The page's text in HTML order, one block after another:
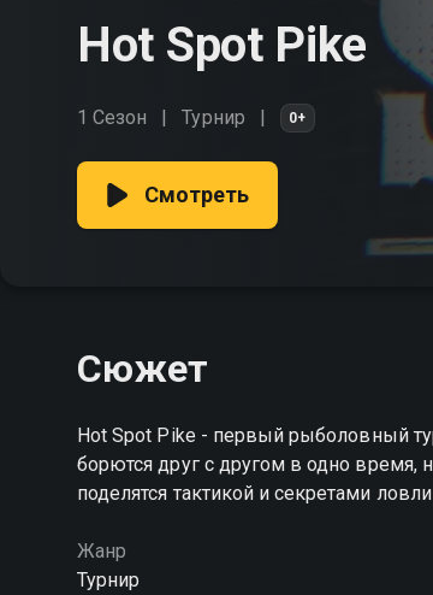
Hot Spot Pike
1 Сезон Турнир 0+
Смотреть
Сюжет
Hot Spot Pike - первый рыболовный
борются друг с другом в одно время,
поделятся тактикой и секретами ловли
Жанр
Турнир